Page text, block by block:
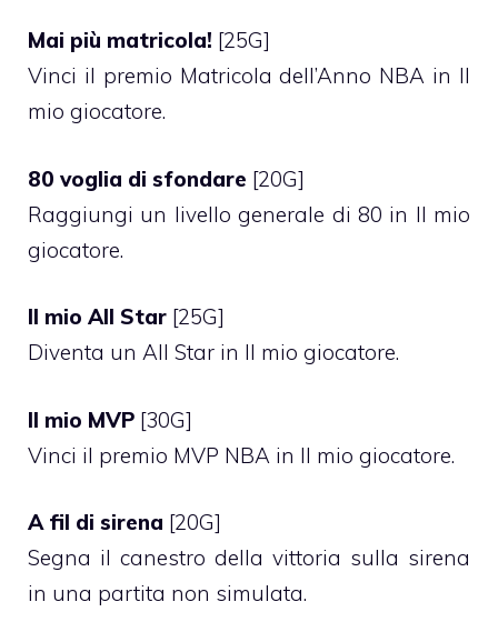
Mai più matricola! [25G]
Vinci il premio Matricola dell’Anno NBA in Il
mio giocatore.
80 voglia di sfondare [20G]
Raggiungi un livello generale di 80 in Il mio
giocatore.
Il mio All Star [25G]
Diventa un All Star in Il mio giocatore.
Il mio MVP [30G]
Vinci il premio MVP NBA in Il mio giocatore.
A fil di sirena [20G]
Segna il canestro della vittoria sulla sirena
in una partita non simulata.